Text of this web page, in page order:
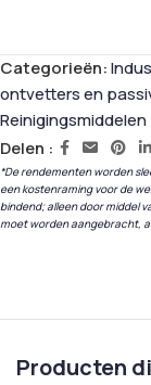
Categorieën:
ontvetters en
Reinigingsmiddelen
Delen :
*De rendementen worden
een kostenraming voor de
bindend; alleen door middel
moet worden aangebracht,
Producten